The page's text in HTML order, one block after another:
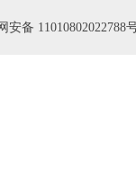
安备 11010802022788